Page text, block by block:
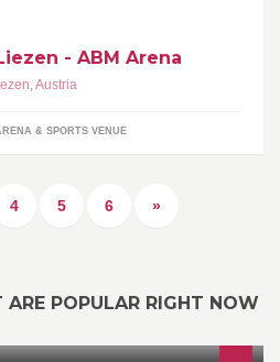
- ABM Arena
,Austria
& SPORTS VENUE
4 5 6 »
ARE POPULAR RIGHT NOW